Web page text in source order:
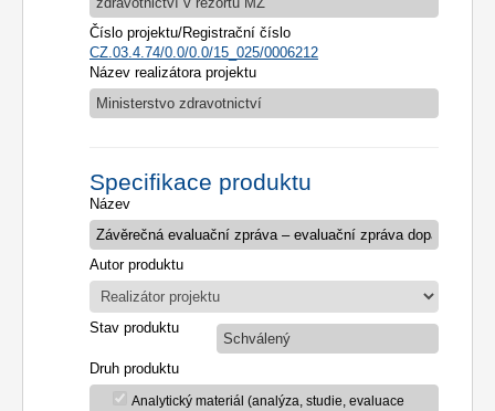
Číslo projektu/Registrační číslo
CZ.03.4.74/0.0/0.0/15_025/0006212
Název realizátora projektu
Ministerstvo zdravotnictví
Specifikace produktu
Název
Autor produktu
Stav produktu
Schválený
Druh produktu
Analytický materiál (analýza, studie, evaluace